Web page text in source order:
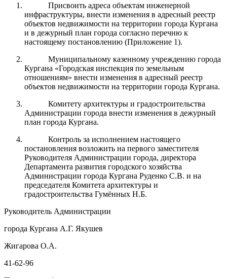
Присвоить адреса объектам инженерной
инфраструктуры, внести изменения в адресный реестр
объектов недвижимости на территории города Кургана
и в дежурный план города согласно перечню к
настоящему постановлению (Приложение 1).
Муниципальному казенному учреждению города
Кургана «Городская инспекция по земельным
отношениям» внести изменения в адресный реестр
объектов недвижимости на территории города Кургана.
Комитету архитектуры и градостроительства
Администрации города внести изменения в дежурный
план города Кургана.
Контроль за исполнением настоящего
постановления возложить на первого заместителя
Руководителя Администрации города, директора
Департамента развития городского хозяйства
Администрации города Кургана Руденко С.В. и на
председателя Комитета архитектуры и
градостроительства Гумённых Н.Б.
Руководитель Администрации
города Кургана А.Г. Якушев
Жигарова О.А.
41-62-96